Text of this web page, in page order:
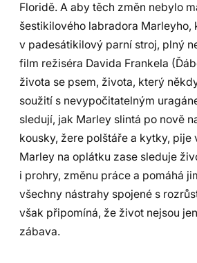
Floridě. A aby těch změn nebylo
šestikilového labradora
v padesátikilový parní stroj, plný
film režiséra Davida Frankela
života se psem, života, který
soužití s nevypočitatelným
sledují, jak Marley slintá po nově
kousky, žere polštáře a kytky,
Marley na oplátku zase sleduje
i prohry, změnu práce a pomáhá
všechny nástrahy spojené s
však připomíná, že život nejsou
zábava.